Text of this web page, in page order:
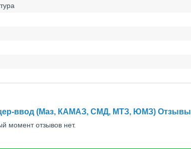
ввод (Маз, КАМАЗ, СМД, МТЗ, ЮМЗ) Отзывы
момент отзывов нет.